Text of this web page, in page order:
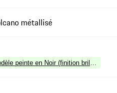
métallisé
peinte en Noir (finition brillante)